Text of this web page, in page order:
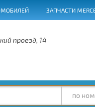
ЗАПЧАСТИ
проезд, 14
по